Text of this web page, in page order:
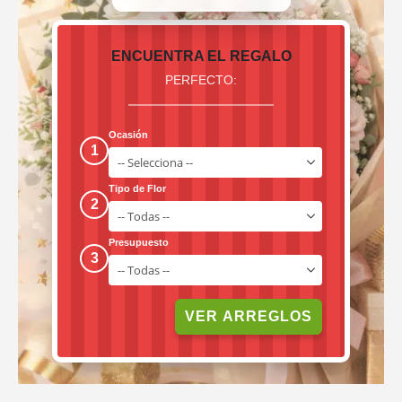
ENCUENTRA EL REGALO
PERFECTO:
1
Ocasión
2
Tipo de Flor
3
Presupuesto
VER ARREGLOS